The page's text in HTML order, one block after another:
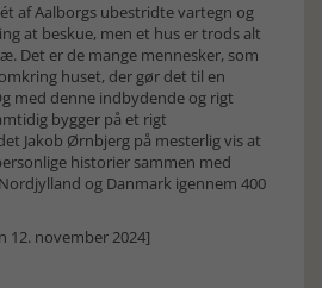
ét af Aalborgs ubestridte vartegn og
at beskue, men et hus er trods alt
Det er de mange mennesker, som
huset, der gør det til en
med denne indbydende og rigt
bygger på et rigt
Jakob Ørnbjerg på mesterlig vis at
historier sammen med
og Danmark igennem 400
12. november 2024]